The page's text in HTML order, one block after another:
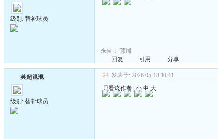
级别: 替补球员
来自： 顶端
回复
引用 分享
英超混混
级别: 替补球员
24 发表于: 2026-05-18 10:41
只看该作者 |小 中 大